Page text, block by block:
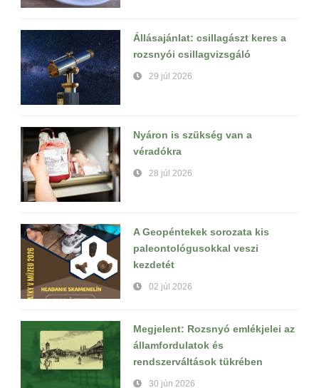
Állásajánlat: csillagászt keres a
rozsnyói csillagvizsgáló
29 júl 2026
Nyáron is szükség van a
véradókra
28 júl 2026
A Geopéntekek sorozata kis
paleontológusokkal veszi
kezdetét
02 júl 2026
Megjelent: Rozsnyó emlékjelei az
államfordulatok és
rendszerváltások tükrében
30 jún 2026